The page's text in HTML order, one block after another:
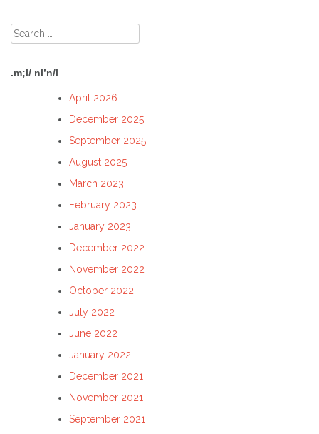
Search
for:
.m;l/ nl’n/l
April 2026
December 2025
September 2025
August 2025
March 2023
February 2023
January 2023
December 2022
November 2022
October 2022
July 2022
June 2022
January 2022
December 2021
November 2021
September 2021